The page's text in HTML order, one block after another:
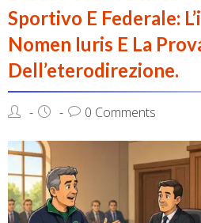
Sportivo E Federale:
Nomen Iuris E La
Dell’eterodirezione.
0 Comments